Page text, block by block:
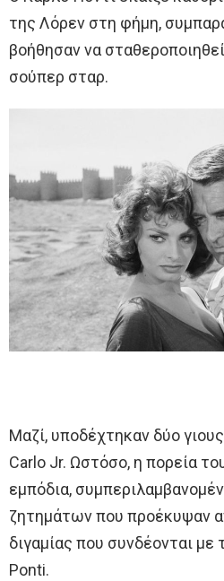
της Λόρεν στη φήμη,
βοήθησαν να
σούπερ σταρ.
Μαζί, υποδέχτηκαν δύο
Carlo Jr. Ωστόσο, η πορεία
εμπόδια,
ζητημάτων που προέκυψαν
διγαμίας που συνδέονται
Ponti.